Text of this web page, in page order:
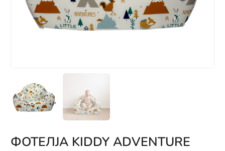
ФОТЕЛЈА KIDDY ADVENTURE